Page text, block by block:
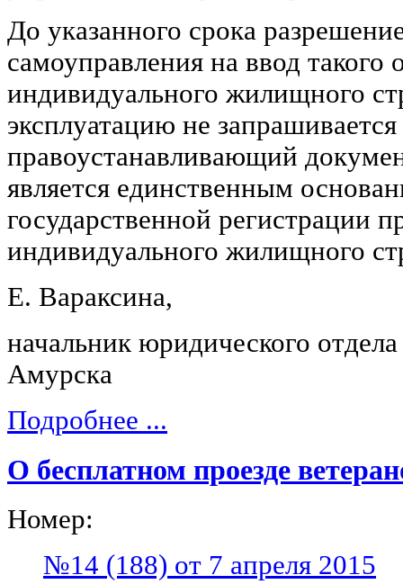
До указанного срока
самоуправления на ввод такого
индивидуального жилищного
эксплуатацию не
правоустанавливающий
является единственным
государственной регистрации
индивидуального жилищного
Е. Вараксина,
начальник юридического
Амурска
Подробнее ...
О бесплатном проезде
Номер:
№14 (188) от 7 апреля 2015